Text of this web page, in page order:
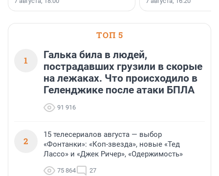
поменялась роль
ТОП 5
1
Галька била в людей,
пострадавших грузили в скорые
на лежаках. Что происходило в
Геленджике после атаки БПЛА
91 916
2
15 телесериалов августа — выбор
«Фонтанки»: «Коп-звезда», новые «Тед
Лассо» и «Джек Ричер», «Одержимость»
75 864 27